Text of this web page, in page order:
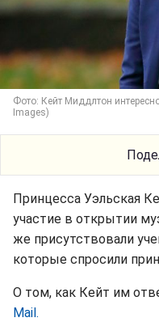
Фото: Кейт Миддлтон
Images)
Принцесса Уэльская
участие в открытии
же присутствовали
которые спросили
О том, как Кейт им
Mail.